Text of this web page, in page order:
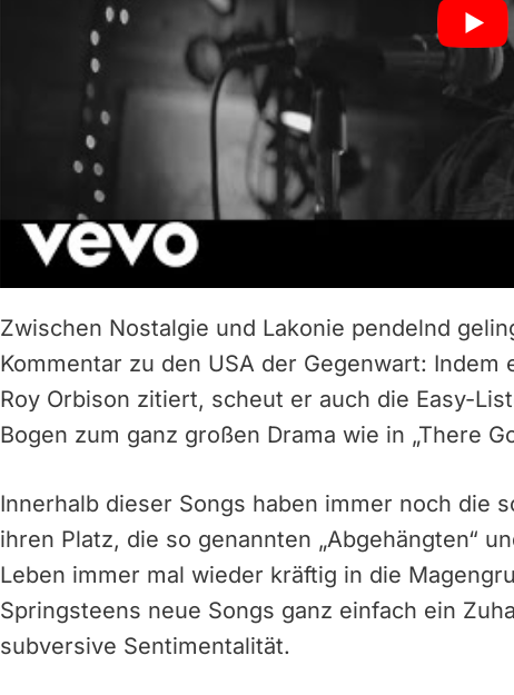
Zwischen Nostalgie und Lakonie pendelnd
Kommentar zu den USA der Gegenwart:
Roy Orbison zitiert, scheut er auch die Easy-
Bogen zum ganz großen Drama wie in „There
Innerhalb dieser Songs haben immer noch die
ihren Platz, die so genannten „Abgehängten“
Leben immer mal wieder kräftig in die
Springsteens neue Songs ganz einfach ein
subversive Sentimentalität.